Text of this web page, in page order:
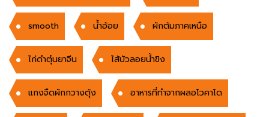
smooth น้ำอ้อย ผักต้มภาคเหนือ
ไก่ดำตุ๋นยาจีน ไส้บัวลอยน้ำขิง
แกงจืดผักกวางตุ้ง อาหารที่ทำจากผลอโวคาโด